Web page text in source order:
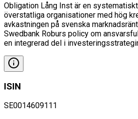
Obligation Lång Inst är en
överstatliga organisationer med hög
avkastningen på svenska
Swedbank Roburs policy om
en integrerad del i
ISIN
SE0014609111